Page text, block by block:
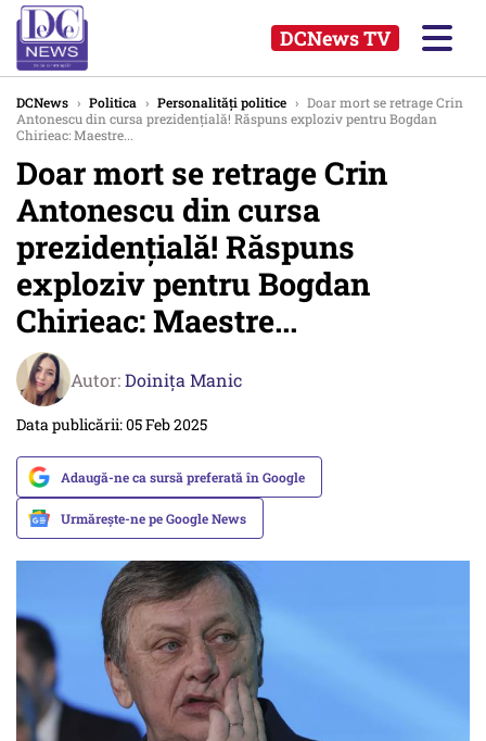
DCNews TV
DCNews › Politica › Personalități politice › Doar mort se retrage Crin
Antonescu din cursa prezidențială! Răspuns exploziv pentru Bogdan
Chirieac: Maestre...
Doar mort se retrage Crin
Antonescu din cursa
prezidențială! Răspuns
exploziv pentru Bogdan
Chirieac: Maestre...
Autor:Doinița Manic
Data publicării: 05 Feb 2025
Adaugă-ne ca sursă preferată în Google
Urmărește-ne pe Google News